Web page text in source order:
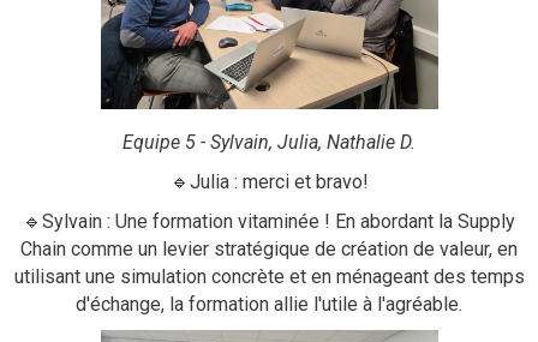
Equipe 5 - Sylvain, Julia, Nathalie D.
🔹Julia : merci et bravo!
🔹Sylvain : Une formation vitaminée ! En abordant la Supply
Chain comme un levier stratégique de création de valeur, en
utilisant une simulation concrète et en ménageant des temps
d'échange, la formation allie l'utile à l'agréable.